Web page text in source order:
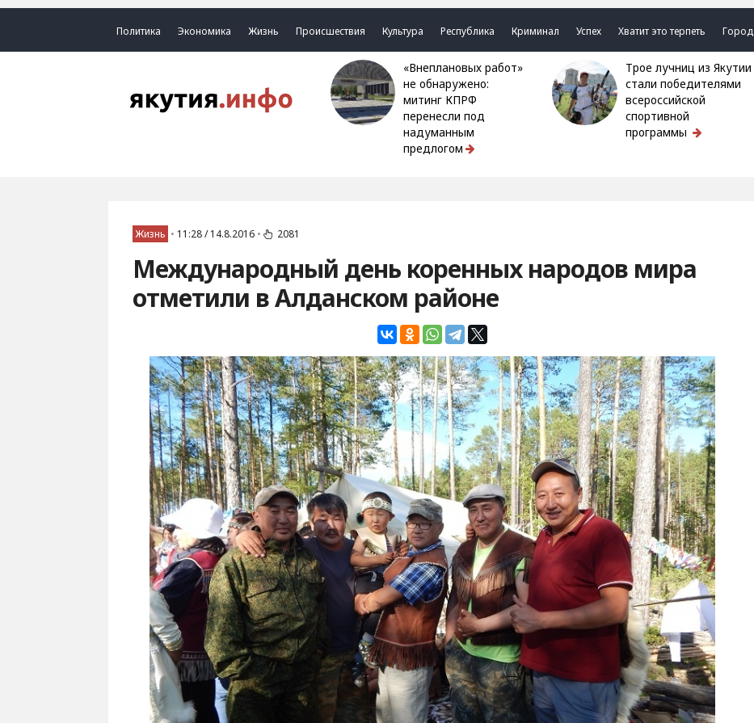
Политика Экономика Жизнь Происшествия Культура Республика Криминал Успех Хватит это терпеть Город
«Внеплановых работ»
не обнаружено:
митинг КПРФ
перенесли под
надуманным
предлогом
Трое лучниц из Якутии
стали победителями
всероссийской
спортивной
программы
Жизнь • 11:28 / 14.8.2016 • 2081
Международный день коренных народов мира
отметили в Алданском районе